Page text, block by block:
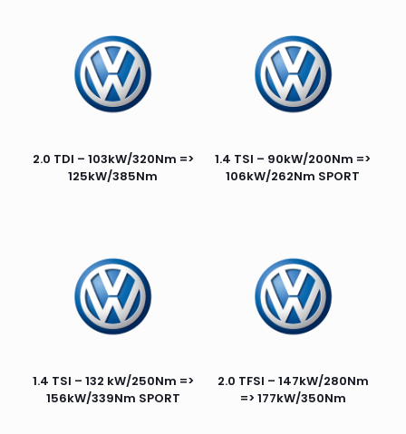
2.0 TDI – 103kW/320Nm =>
125kW/385Nm
1.4 TSI – 90kW/200Nm =>
106kW/262Nm SPORT
1.4 TSI – 132 kW/250Nm =>
156kW/339Nm SPORT
2.0 TFSI – 147kW/280Nm
=> 177kW/350Nm